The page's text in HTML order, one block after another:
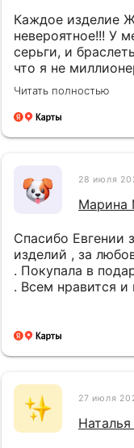
Каждое изделие
невероятное!!! У
серьги, и браслеты. Всегда себе твержу: "
что я не
Это не просто украшения
православной
Читать полностью
28 июля
Марина
Спасибо Евгении
изделий , за
. Покупала в
. Всем нравится и
27 июля